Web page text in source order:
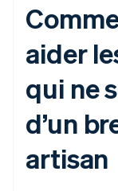
aider
qui ne
d’un
artisan